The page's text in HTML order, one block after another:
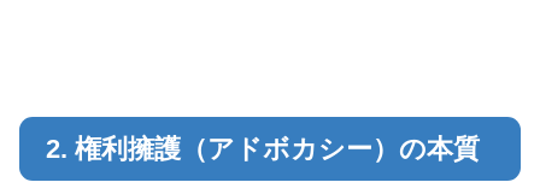
2. 権利擁護（アドボカシー）の本質